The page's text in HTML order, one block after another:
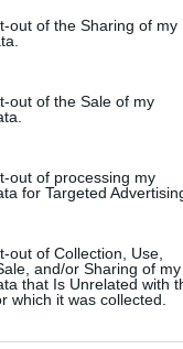
visit or usage
to Google and its
below specified
out of the Sharing of my
out of the Sale of my
out of processing my
for Targeted
out of Collection, Use,
and/or Sharing of my
that Is Unrelated with
which it was collected.
Jön még kép!